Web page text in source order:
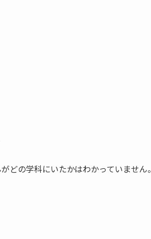
どの学科にいたかはわかっていません。